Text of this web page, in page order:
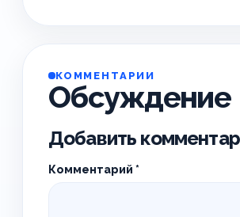
КОММЕНТАРИИ
Обсуждение
Добавить
Комментарий *